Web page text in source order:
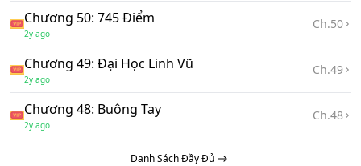
Mỗi Ngày Ta Rút Một Kỹ Năng!
Chương 50: 745 Điểm
2y ago
Ch.50
Chương 49: Đại Học Linh Vũ
2y ago
Ch.49
Chương 48: Buông Tay
2y ago
Ch.48
Danh Sách Đầy Đủ